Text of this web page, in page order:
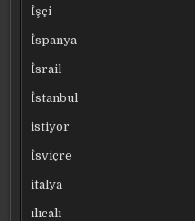
İşçi
İspanya
İsrail
İstanbul
istiyor
İsviçre
italya
ılıcalı